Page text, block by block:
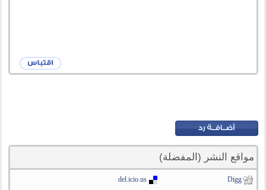
مواقع النشر (المفضلة)
Digg
del.icio.us